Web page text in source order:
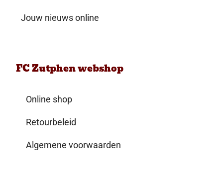
Jouw nieuws online
FC Zutphen webshop
Online shop
Retourbeleid
Algemene voorwaarden